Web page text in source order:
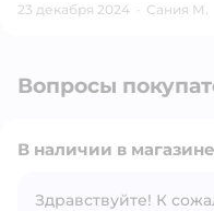
23 декабря 2024 · Сания М.
Вопросы
В наличии в
Здравствуйте! К